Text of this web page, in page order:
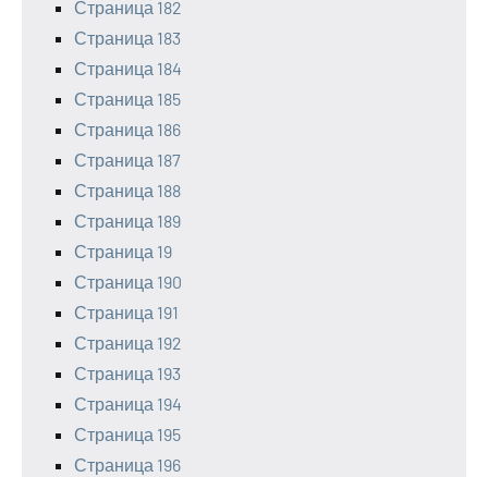
Страница 182
Страница 183
Страница 184
Страница 185
Страница 186
Страница 187
Страница 188
Страница 189
Страница 19
Страница 190
Страница 191
Страница 192
Страница 193
Страница 194
Страница 195
Страница 196